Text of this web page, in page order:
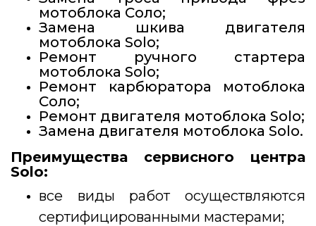
мотоблока Соло;
Замена шкива двигателя
мотоблока Solo;
Ремонт ручного стартера
мотоблока Solo;
Ремонт карбюратора мотоблока
Соло;
Ремонт двигателя мотоблока Solo;
Замена двигателя мотоблока Solo.
Преимущества сервисного центра
Solo:
все виды работ осуществляются
сертифицированными мастерами;